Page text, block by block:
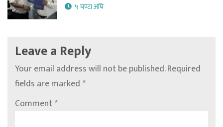
५ घण्टा अघि
Leave a Reply
Your email address will not be published.Required
fields are marked*
Comment*